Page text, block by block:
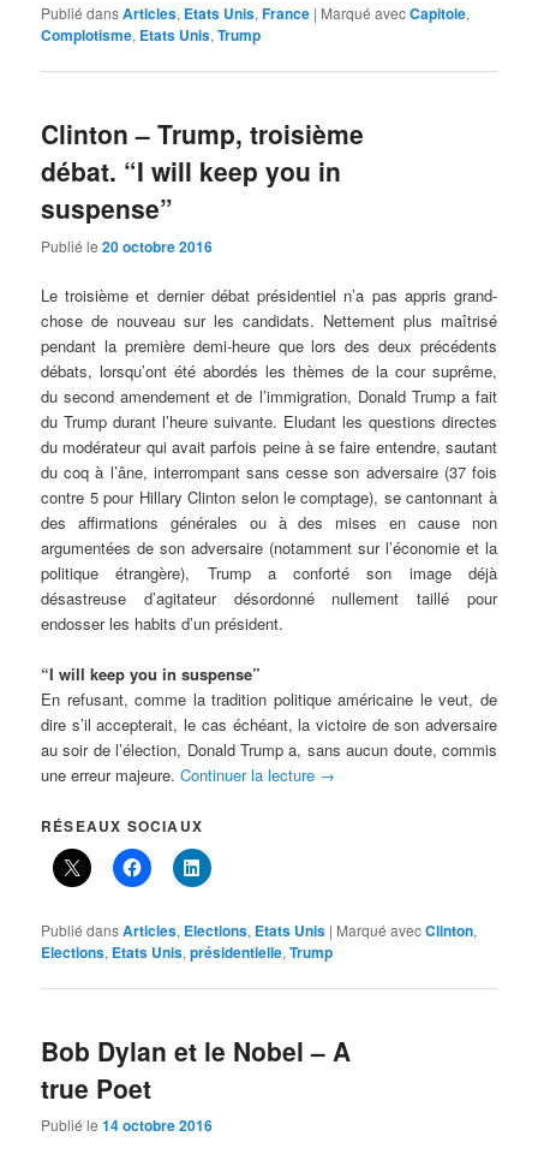
Publié dansArticles, Etats Unis,France | Marqué avecCapitole,
Complotisme, Etats Unis,Trump
Clinton – Trump, troisième
débat. “I will keep you in
suspense”
Publié le20 octobre 2016
Le troisième et dernier débat présidentiel n’a pas appris grand-
chose de nouveau sur les candidats. Nettement plus maîtrisé
pendant la première demi-heure que lors des deux précédents
débats, lorsqu’ont été abordés les thèmes de la cour suprême,
du second amendement et de l’immigration, Donald Trump a fait
du Trump durant l’heure suivante. Eludant les questions directes
du modérateur qui avait parfois peine à se faire entendre, sautant
du coq à l’âne, interrompant sans cesse son adversaire (37 fois
contre 5 pour Hillary Clinton selon le comptage), se cantonnant à
des affirmations générales ou à des mises en cause non
argumentées de son adversaire (notamment sur l’économie et la
politique étrangère), Trump a conforté son image déjà
désastreuse d’agitateur désordonné nullement taillé pour
endosser les habits d’un président.
“I will keep you in suspense”
En refusant, comme la tradition politique américaine le veut, de
dire s’il accepterait, le cas échéant, la victoire de son adversaire
au soir de l’élection, Donald Trump a, sans aucun doute, commis
une erreur majeure.Continuer la lecture →
RÉSEAUX SOCIAUX
Publié dansArticles, Elections, Etats Unis | Marqué avecClinton,
Elections, Etats Unis,présidentielle,Trump
Bob Dylan et le Nobel – A
true Poet
Publié le14 octobre 2016